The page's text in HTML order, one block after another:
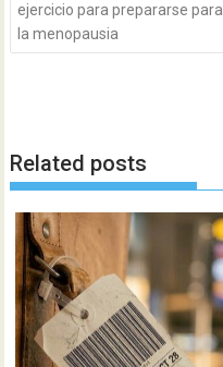
ejercicio para prepararse para
la menopausia
Related posts